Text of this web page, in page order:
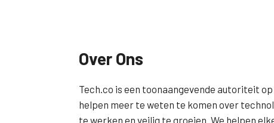
Over Ons
Tech.co is een toonaangevende autoriteit
helpen meer te weten te komen over
te werken en veilig te groeien. We helpen